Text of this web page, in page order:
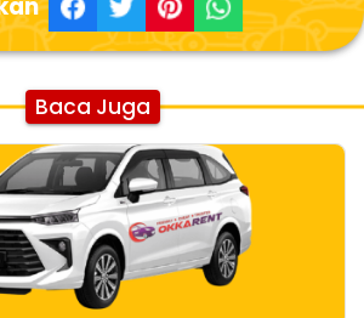
Baca Juga